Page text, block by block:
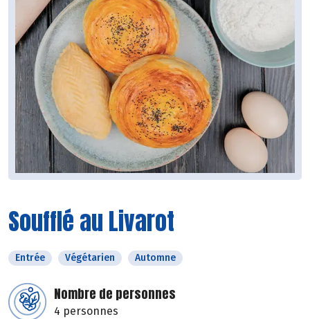
Soufflé au Livarot
Entrée Végétarien Automne
Nombre de personnes
4 personnes